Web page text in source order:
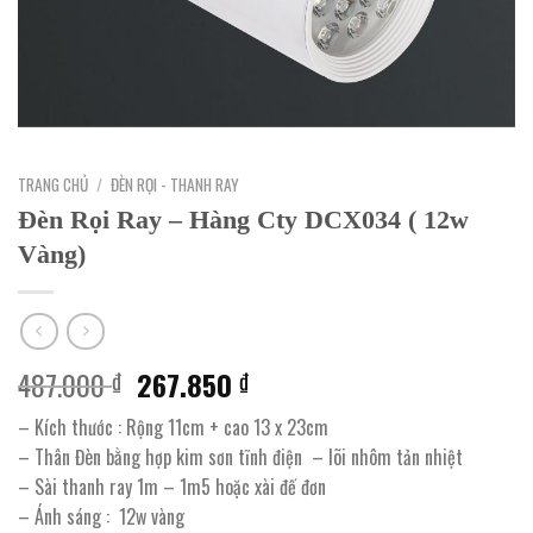
TRANG CHỦ / ĐÈN RỌI - THANH RAY
Đèn Rọi Ray – Hàng Cty DCX034 ( 12w
Vàng)
487.000₫ Giá
gốc
là:
487.000 ₫.
267.850₫Giá
hiện
tại
là:
267.850 ₫.
– Kích thước : Rộng 11cm + cao 13 x 23cm
– Thân Đèn bằng hợp kim sơn tĩnh điện – lõi nhôm tản nhiệt
– Sài thanh ray 1m – 1m5 hoặc xài đế đơn
– Ánh sáng : 12w vàng